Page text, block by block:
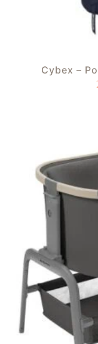
Cybex –